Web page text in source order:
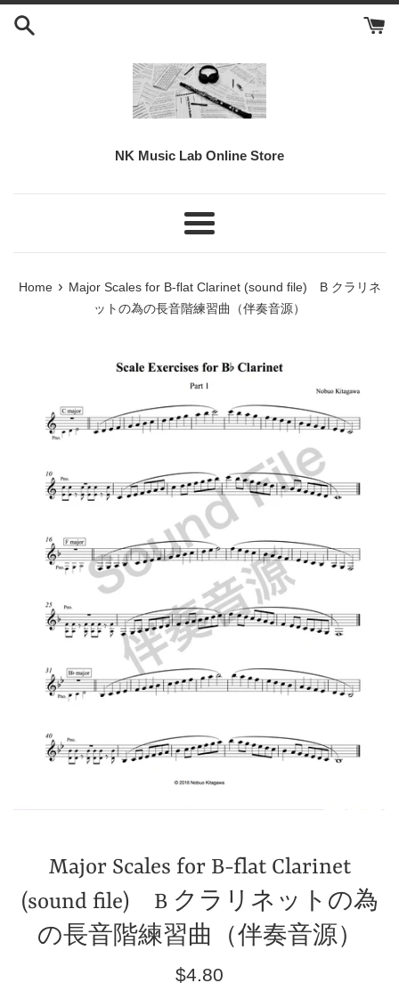
Skip
NK Music Lab Online Store
Menu
Home › Major Scales for B-flat Clarinet (sound file) B クラリネ
ットの為の長音階練習曲（伴奏音源）
Major Scales for B-flat Clarinet
(sound file) B クラリネットの為
の長音階練習曲（伴奏音源）
Regular
$4.80